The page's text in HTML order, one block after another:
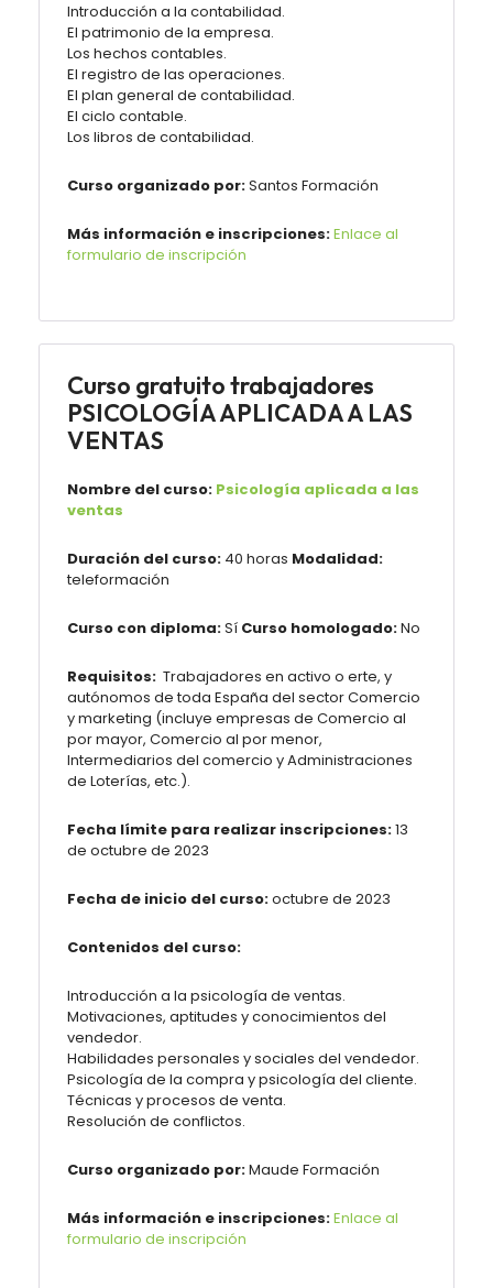
Introducción a la contabilidad.
El patrimonio de la empresa.
Los hechos contables.
El registro de las operaciones.
El plan general de contabilidad.
El ciclo contable.
Los libros de contabilidad.
Curso organizado por:Santos Formación
Más información e inscripciones:Enlace al
formulario de inscripción
Curso gratuito trabajadores
PSICOLOGÍA APLICADA A LAS
VENTAS
Nombre del curso: Psicología aplicada a las
ventas
Duración del curso: 40 horas Modalidad:
teleformación
Curso con diploma:Sí Curso homologado:No
Requisitos: Trabajadores en activo o erte, y
autónomos de toda España del sector Comercio
y marketing (incluye empresas de Comercio al
por mayor, Comercio al por menor,
Intermediarios del comercio y Administraciones
de Loterías, etc.).
Fecha límite para realizar inscripciones:13
de octubre de 2023
Fecha de inicio del curso:octubre de 2023
Contenidos del curso:
Introducción a la psicología de ventas.
Motivaciones, aptitudes y conocimientos del
vendedor.
Habilidades personales y sociales del vendedor.
Psicología de la compra y psicología del cliente.
Técnicas y procesos de venta.
Resolución de conflictos.
Curso organizado por:Maude Formación
Más información e inscripciones:Enlace al
formulario de inscripción